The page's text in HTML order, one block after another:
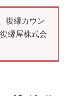
復縁カウン
縁屋株式会